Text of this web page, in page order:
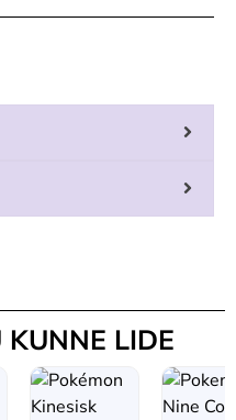
LIDE